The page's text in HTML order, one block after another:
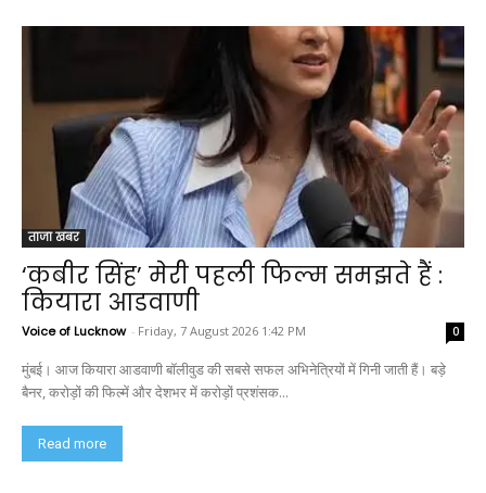
ताजा खबर
‘कबीर सिंह’ मेरी पहली फिल्म समझते हैं :
कियारा आडवाणी
Voice of Lucknow - Friday, 7 August 2026 1:42 PM 0
मुंबई। आज कियारा आडवाणी बॉलीवुड की सबसे सफल अभिनेत्रियों में गिनी जाती हैं। बड़े
बैनर, करोड़ों की फिल्में और देशभर में करोड़ों प्रशंसक...
Read more